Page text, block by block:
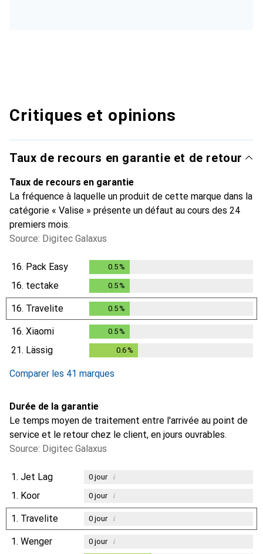
Critiques et opinions
Taux de recours en garantie et de retour
Taux de recours en garantie
La fréquence à laquelle un produit de cette marque dans la
catégorie « Valise » présente un défaut au cours des 24
premiers mois.
Source: Digitec Galaxus
16. Pack Easy 0.5 %
16. tectake 0.5 %
16. Travelite 0.5 %
16. Xiaomi 0.5 %
21. Lässig 0.6 %
Comparer les 41 marques
Durée de la garantie
Le temps moyen de traitement entre l'arrivée au point de
service et le retour chez le client, en jours ouvrables.
Source: Digitec Galaxus
1. Jet Lag 0jour i
1. Koor 0jour i
1. Travelite 0jour i
1. Wenger 0jour i